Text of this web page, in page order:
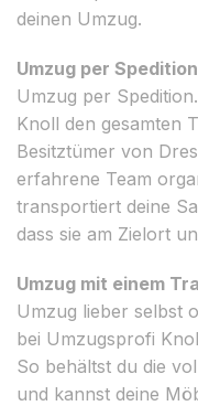
deinen Umzug.
Umzug per
Umzug per
Knoll den gesamten
Besitztümer von
erfahrene Team
transportiert deine
dass sie am Zielort
Umzug mit einem
Umzug lieber selbst
bei Umzugsprofi
So behältst du die
und kannst deine